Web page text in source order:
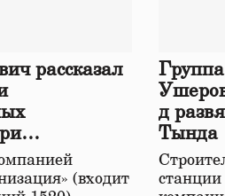
рассказал
нового моста
(входит
д
Тында